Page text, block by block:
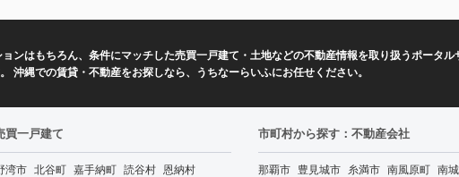
ンはもちろん、条件にマッチした売買一戸建て・土地などの不動産情報を取り扱うポータル
縄での賃貸・不動産をお探しなら、うちなーらいふにお任せください。
買一戸建て
湾市 北谷町 嘉手納町 読谷村 恩納村
市町村から探す：不動産会社
那覇市 豊見城市 糸満市 南風原町 南